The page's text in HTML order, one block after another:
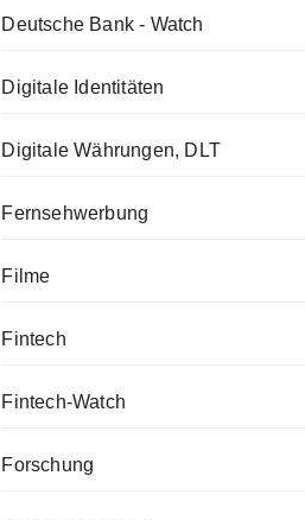
Deutsche Bank - Watch
Digitale Identitäten
Digitale Währungen, DLT
Fernsehwerbung
Filme
Fintech
Fintech-Watch
Forschung